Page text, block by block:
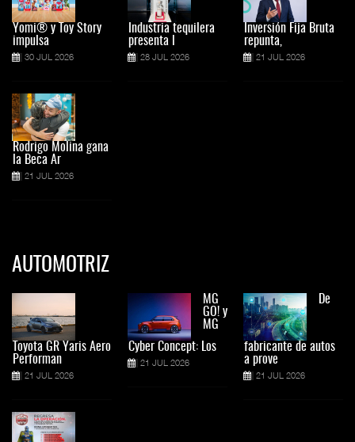
Yomi® y Toy Story
impulsa
30 JUL 2026
Rodrigo Molina gana
la Beca Ar
21 JUL 2026
Industria tequilera
presenta l
28 JUL 2026
Inversión Fija Bruta
repunta,
21 JUL 2026
AUTOMOTRIZ
Toyota GR Yaris Aero
Performan
21 JUL 2026
MG
GO! y
MG
Cyber Concept: Los
21 JUL 2026
De
fabricante de autos
a prove
21 JUL 2026